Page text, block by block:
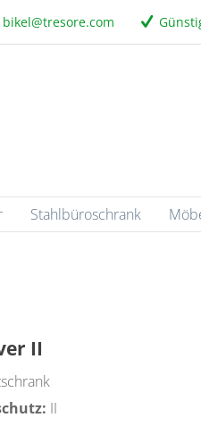
bikel@tresore.com
Stahlbüroschrank
II
II